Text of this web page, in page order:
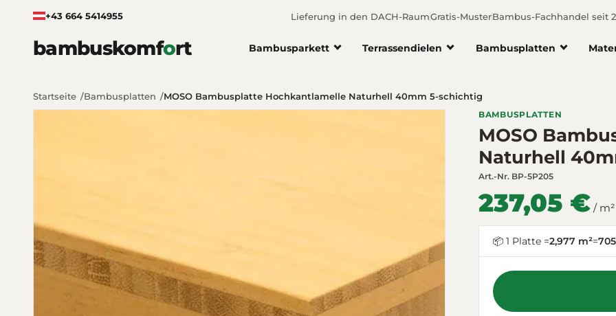
Zum Inhalt springen
+43 664 5414955 Lieferung in den DACH-RaumGratis-MusterBambus-Fachhandel seit
bambuskomfort Bambusparkett Terrassendielen Bambusplatten
Startseite Bambusplatten MOSO Bambusplatte Hochkantlamelle Naturhell 40mm 5-schichtig
BAMBUSPLATTEN
MOSO
Naturhell
Art.-Nr. BP-5P205
237,05 € /
📦 1 Platte =2,977 m²=